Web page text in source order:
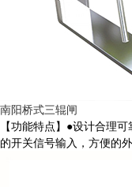
南阳桥式三辊闸
【功能特点】●设计合理
的开关信号输入，方便的